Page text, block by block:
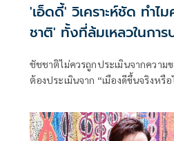
'เอ็ดดี้' วิเคราะห์ชัด ทำไ
ชาติ' ทั้งที่ล้มเหลวในการ
ชัชชาติไม่ควรถูกประเมินจากควา
ต้องประเมินจาก “เมืองดีขึ้นจริงหรือ